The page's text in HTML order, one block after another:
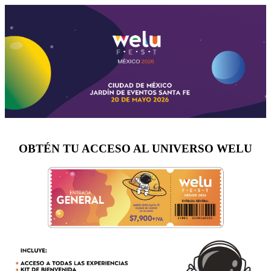
OBTÉN TU ACCESO AL UNIVERSO WELU